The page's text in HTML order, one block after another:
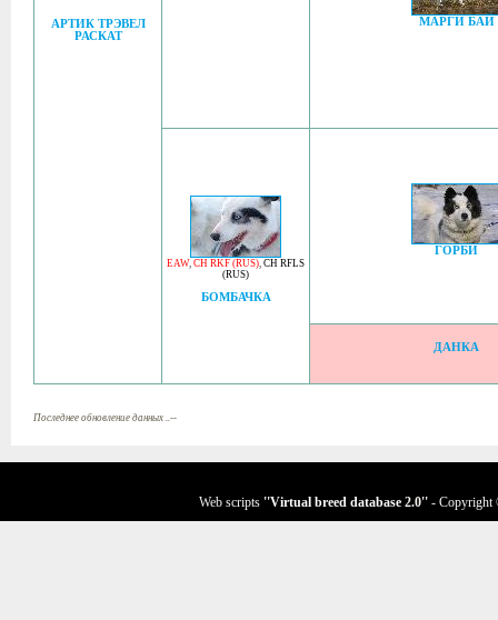
АРТИК ТРЭВЕЛ
РАСКАТ
МАРГИ БАЙ
EAW, CH RKF (RUS), CH RFLS
(RUS)
БОМБАЧКА
ГОРБИ
ДАНКА
Последнее обновление данных ..--
Web scripts ''Virtual breed database 2.0'' - Copyright